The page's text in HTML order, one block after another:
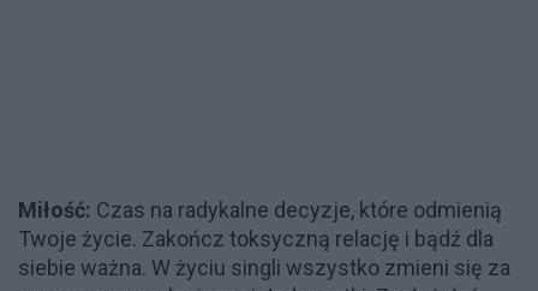
Miłość: Czas na radykalne decyzje, które odmienią
Twoje życie. Zakończ toksyczną relację i bądź dla
siebie ważna. W życiu singli wszystko zmieni się za